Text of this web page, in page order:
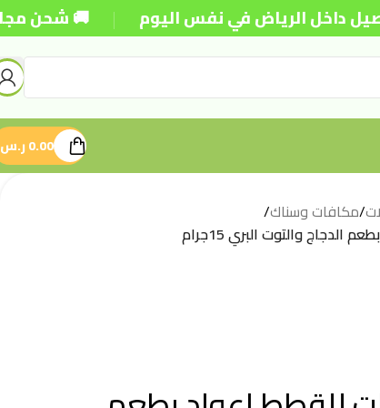
الرياض في نفس اليوم | 🚚 شحن مجاني للطلبات
0.00ر.س
/مكافات وسناك/
والتوت البري 15جرام